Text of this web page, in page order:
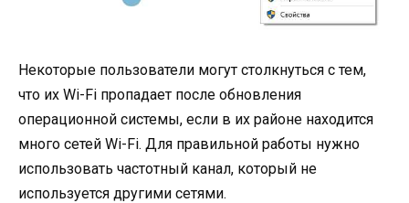
Некоторые пользователи могут столкнуться с тем,
что их Wi-Fi пропадает после обновления
операционной системы, если в их районе находится
много сетей Wi-Fi. Для правильной работы нужно
использовать частотный канал, который не
используется другими сетями.